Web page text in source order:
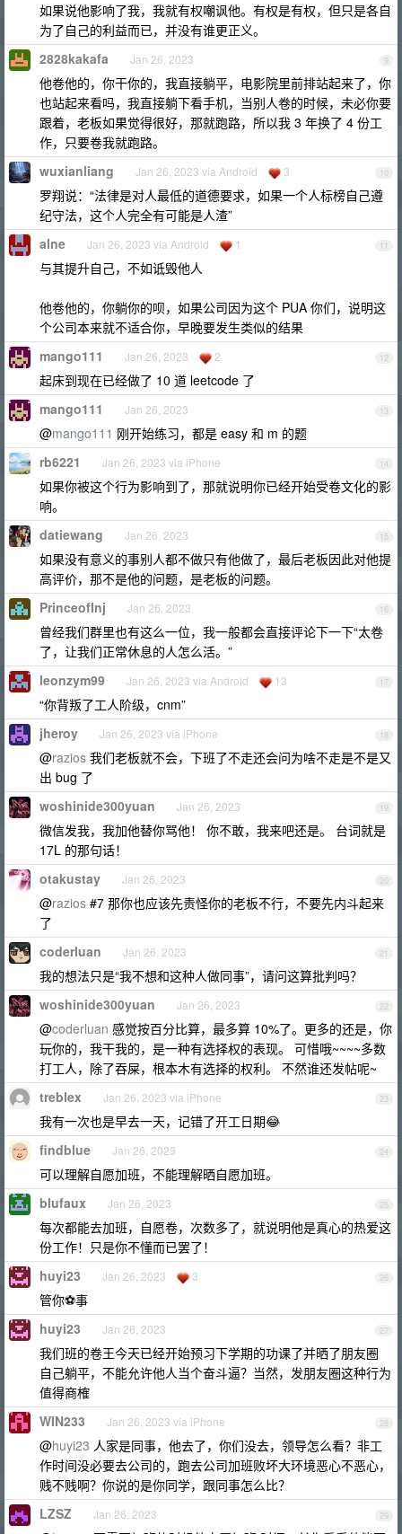
如果说他影响了我，我就有权嘲讽他。有权是有权，但只是各自
为了自己的利益而已，并没有谁更正义。
9
2828kakafa Jan 26, 2023
他卷他的，你干你的，我直接躺平，电影院里前排站起来了，你
也站起来看吗，我直接躺下看手机，当别人卷的时候，未必你要
跟着，老板如果觉得很好，那就跑路，所以我 3 年换了 4 份工
作，只要卷我就跑路。
10
wuxianliang Jan 26, 2023 via Android 3
罗翔说：“法律是对人最低的道德要求，如果一个人标榜自己遵
纪守法，这个人完全有可能是人渣”
11
alne Jan 26, 2023 via Android 1
与其提升自己，不如诋毁他人
他卷他的，你躺你的呗，如果公司因为这个 PUA 你们，说明这
个公司本来就不适合你，早晚要发生类似的结果
12
mango111 Jan 26, 2023 2
起床到现在已经做了 10 道 leetcode 了
13
mango111 Jan 26, 2023
@mango111 刚开始练习，都是 easy 和 m 的题
14
rb6221 Jan 26, 2023 via iPhone
如果你被这个行为影响到了，那就说明你已经开始受卷文化的影
响。
15
datiewang Jan 26, 2023
如果没有意义的事别人都不做只有他做了，最后老板因此对他提
高评价，那不是他的问题，是老板的问题。
16
PrinceofInj Jan 26, 2023
曾经我们群里也有这么一位，我一般都会直接评论下一下“太卷
了，让我们正常休息的人怎么活。”
17
leonzym99 Jan 26, 2023 via Android 13
“你背叛了工人阶级，cnm”
18
jheroy Jan 26, 2023 via iPhone
@razios 我们老板就不会，下班了不走还会问为啥不走是不是又
出 bug 了
19
woshinide300yuan Jan 26, 2023
微信发我，我加他替你骂他！ 你不敢，我来吧还是。 台词就是
17L 的那句话！
20
otakustay Jan 26, 2023
@razios #7 那你也应该先责怪你的老板不行，不要先内斗起来
了
21
coderluan Jan 26, 2023
我的想法只是“我不想和这种人做同事”，请问这算批判吗？
22
woshinide300yuan Jan 26, 2023
@coderluan 感觉按百分比算，最多算 10%了。更多的还是，你
玩你的，我干我的，是一种有选择权的表现。 可惜哦~~~~多数
打工人，除了吞屎，根本木有选择的权利。 不然谁还发帖呢~
23
treblex Jan 26, 2023 via iPhone
我有一次也是早去一天，记错了开工日期😂
24
findblue Jan 26, 2023
可以理解自愿加班，不能理解晒自愿加班。
25
blufaux Jan 26, 2023
每次都能去加班，自愿卷，次数多了，就说明他是真心的热爱这
份工作！只是你不懂而已罢了！
26
huyi23 Jan 26, 2023 3
管你⚽️事
27
huyi23 Jan 26, 2023
我们班的卷王今天已经开始预习下学期的功课了并晒了朋友圈
自己躺平，不能允许他人当个奋斗逼？当然，发朋友圈这种行为
值得商榷
28
WIN233 Jan 26, 2023 via iPhone
@huyi23 人家是同事，他去了，你们没去，领导怎么看？非工
作时间没必要去公司的，跑去公司加班败坏大环境恶心不恶心，
贱不贱啊？你说的是你同学，跟同事怎么比？
29
LZSZ Jan 26, 2023